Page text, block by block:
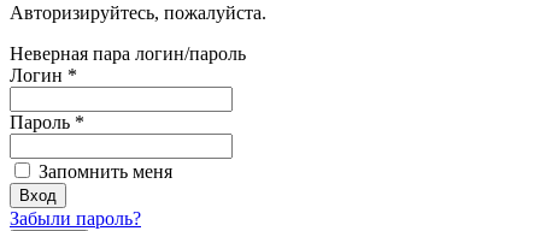
Авторизируйтесь, пожалуйста.
Неверная пара логин/пароль
Логин *
Пароль *
Запомнить меня
Забыли пароль?